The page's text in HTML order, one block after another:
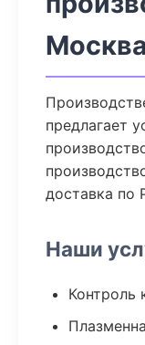
Москва
предлагает
доставка по
Наши
Контроль